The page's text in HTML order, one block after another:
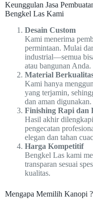
Keunggulan Jasa
Bengkel Las Kami
Desain Custom
Kami menerima
permintaan. Mulai
industrial—semua
atau bangunan Anda.
Material
Kami hanya
yang terjamin,
dan aman digunakan.
Finishing Rapi dan
Hasil akhir
pengecatan
elegan dan tahan
Harga Kompetitif
Bengkel Las kami
transparan sesuai
kualitas.
Mengapa Memilih Kanopi ?